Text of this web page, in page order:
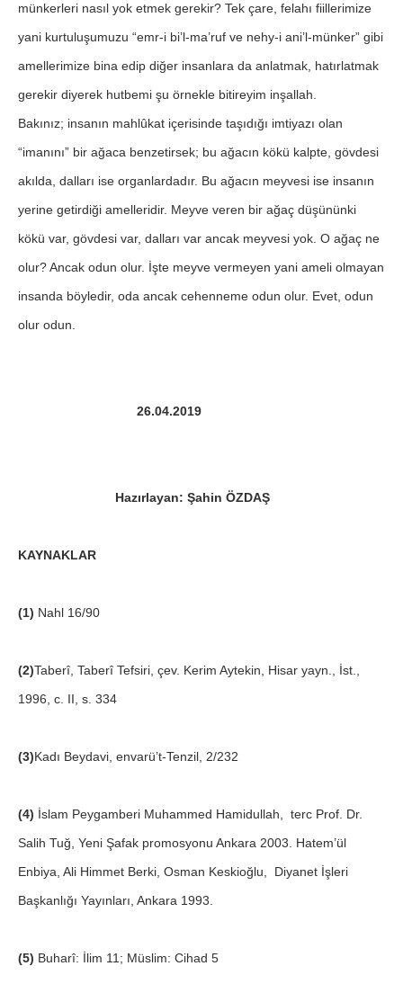
münkerleri nasıl yok etmek gerekir? Tek çare, felahı fiillerimize
yani kurtuluşumuzu “emr-i bi’l-ma’ruf ve nehy-i ani’l-münker” gibi
amellerimize bina edip diğer insanlara da anlatmak, hatırlatmak
gerekir diyerek hutbemi şu örnekle bitireyim inşallah.
Bakınız; insanın mahlûkat içerisinde taşıdığı imtiyazı olan
“imanını” bir ağaca benzetirsek; bu ağacın kökü kalpte, gövdesi
akılda, dalları ise organlardadır. Bu ağacın meyvesi ise insanın
yerine getirdiği amelleridir. Meyve veren bir ağaç düşününki
kökü var, gövdesi var, dalları var ancak meyvesi yok. O ağaç ne
olur? Ancak odun olur. İşte meyve vermeyen yani ameli olmayan
insanda böyledir, oda ancak cehenneme odun olur. Evet, odun
olur odun.
26.04.2019
Hazırlayan: Şahin ÖZDAŞ
KAYNAKLAR
(1) Nahl 16/90
(2)Taberî, Taberî Tefsiri, çev. Kerim Aytekin, Hisar yayn., İst.,
1996, c. II, s. 334
(3)Kadı Beydavi, envarü’t-Tenzil, 2/232
(4) İslam Peygamberi Muhammed Hamidullah, terc Prof. Dr.
Salih Tuğ, Yeni Şafak promosyonu Ankara 2003. Hatem’ül
Enbiya, Ali Himmet Berki, Osman Keskioğlu, Diyanet İşleri
Başkanlığı Yayınları, Ankara 1993.
(5) Buharî: İlim 11; Müslim: Cihad 5